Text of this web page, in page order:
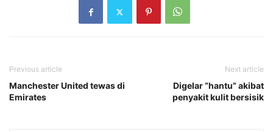
Previous article
Manchester United tewas di
Emirates
Next article
Digelar “hantu” akibat
penyakit kulit bersisik